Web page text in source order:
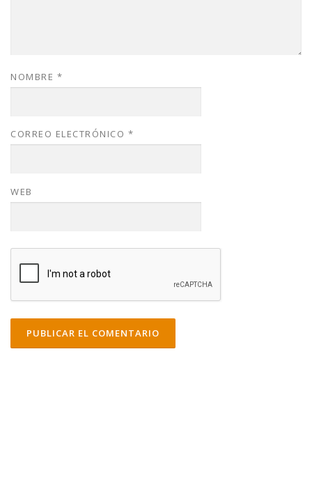
NOMBRE *
CORREO ELECTRÓNICO *
WEB